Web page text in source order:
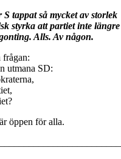
tappat så mycket av storlek
styrka att partiet inte längre
Alls. Av någon.
frågan:
utmana SD:
öppen för alla.